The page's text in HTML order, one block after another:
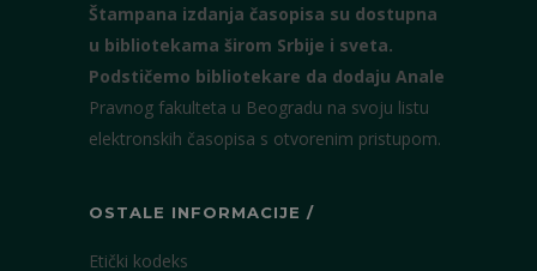
Štampana izdanja časopisa su dostupna
u bibliotekama širom Srbije i sveta.
Podstičemo bibliotekare da dodaju Anale
Pravnog fakulteta u Beogradu na svoju listu
elektronskih časopisa s otvorenim pristupom.
OSTALE INFORMACIJE /
Etički kodeks